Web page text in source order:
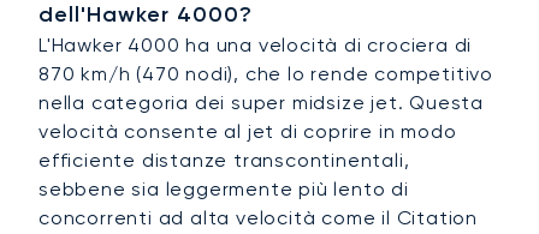
dell'Hawker 4000?
L'Hawker 4000 ha una velocità di crociera di
870 km/h (470 nodi), che lo rende competitivo
nella categoria dei super midsize jet. Questa
velocità consente al jet di coprire in modo
efficiente distanze transcontinentali,
sebbene sia leggermente più lento di
concorrenti ad alta velocità come il Citation